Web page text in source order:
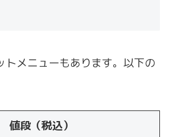
メニューもあります。以下の
値段（税込）